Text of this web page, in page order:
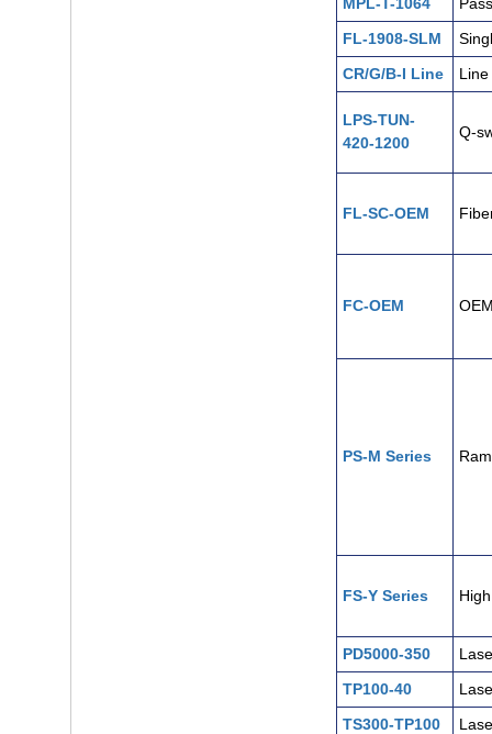
FL-1908-SLM
CR/G/B-I Line
LPS-TUN-
420-1200
Q-
FL-SC-OEM
FC-OEM
PS-M Series
FS-Y Series
PD5000-350
TP100-40
TS300-TP100